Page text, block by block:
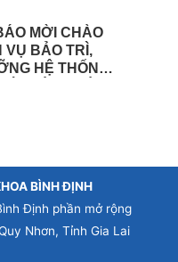
– 400F
CHÀO
HỆ THỐNG
BÌNH ĐỊNH
Định phần mở rộng
Nhơn, Tỉnh Gia Lai